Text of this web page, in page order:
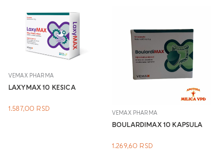
VEMAX PHARMA
LAXYMAX 10 KESICA
1.587,00 RSD
VEMAX PHARMA
BOULARDIMAX 10 KAPSULA
1.269,60 RSD